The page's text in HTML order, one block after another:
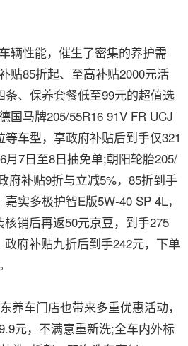
性能，催生了密集的养护需
贴85折起、至高补贴2000元活
条、保养套餐低至99元的超值选
国马牌205/55R16 91V FR UCJ
车型，享政府补贴后到手仅321
月7日至8日抽免单;朝阳轮胎205/
府补贴9折与立减5%，85折到手
实多极护智E版5W-40 SP 4L，
销后再返50元京豆，到手275
府补贴九折后到手242元，下单
车门店也带来多重优惠活动，
元，不满意重新洗;全车内外标